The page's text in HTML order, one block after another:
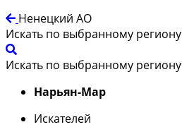
Ненецкий АО
Искать по выбранному региону
Искать по выбранному региону
Нарьян-Мар
Искателей